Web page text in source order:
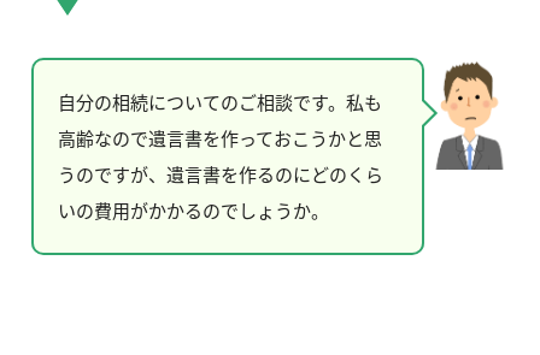
自分の相続についてのご相談です。私も
高齢なので遺言書を作っておこうかと思
うのですが、遺言書を作るのにどのくら
いの費用がかかるのでしょうか。